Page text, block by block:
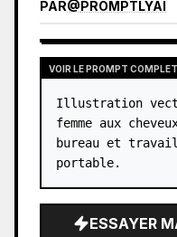
PAR@PROMPTLYAI
VOIR LE PROMPT COMPLET
Illustration
femme aux
bureau et
portable.
ESSAYER